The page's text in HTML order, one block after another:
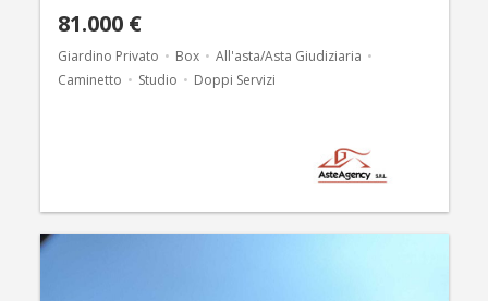
81.000 €
Giardino Privato Box
All'asta/Asta Giudiziaria
Caminetto
Studio Doppi Servizi